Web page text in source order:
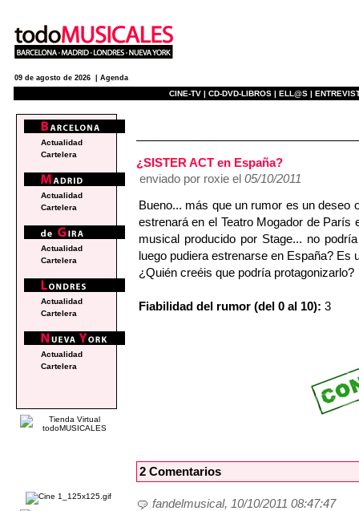
09 de agosto de 2026 | Agenda
CINE-TV | CD-DVD-LIBROS | ELL@S |
¿SISTER ACT en España?
enviado por roxie el 05/10/2011
Bueno... más que un rumor es un deseo
estrenará en el Teatro Mogador de París
musical producido por Stage... no
luego pudiera estrenarse en España? Es
¿Quién creéis que podría protagonizarlo?
Fiabilidad del rumor (del 0 al 10): 3
2 Comentarios
fandelmusical, 10/10/2011 08:47:47
Actualidad
Cartelera
Actualidad
Cartelera
Actualidad
Cartelera
Actualidad
Cartelera
Actualidad
Cartelera